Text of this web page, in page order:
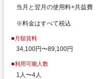
当月と翌月の使用料+共益費
※料金はすべて税込
■月額賃料
34,100円〜89,100円
■利用可能人数
1人〜4人